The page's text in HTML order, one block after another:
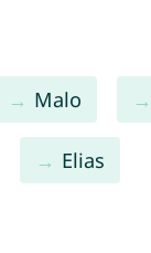
Malo
Elias